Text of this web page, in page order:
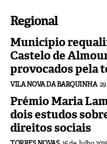
Regional
Município
Castelo de
provocados pela
VILA NOVA DA BARQUINHA
Prémio Maria
dois estudos
direitos sociais